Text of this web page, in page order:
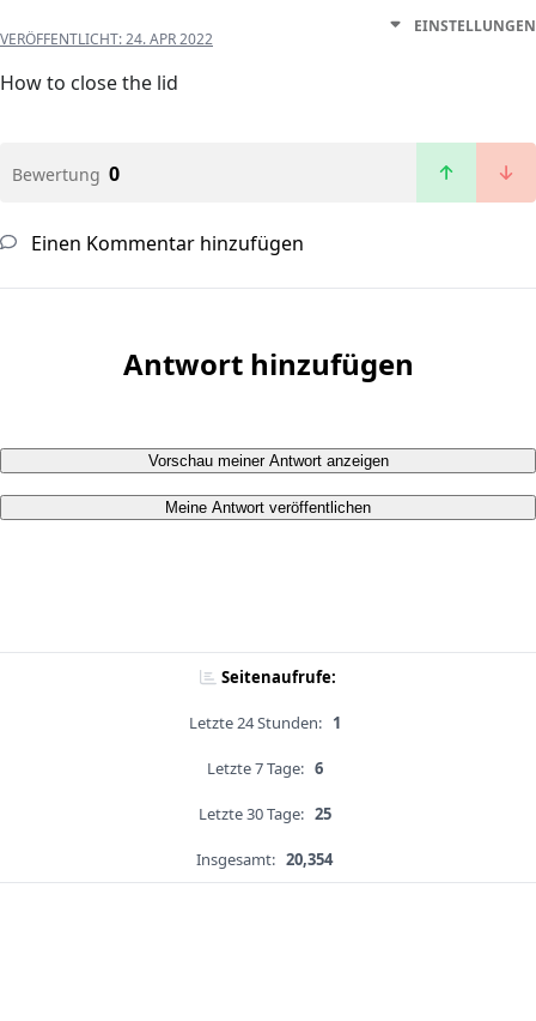
VERÖFFENTLICHT:24. APR 2022
EINSTELLUNGEN
How to close the lid
Bewertung 0
Einen Kommentar hinzufügen
Antwort hinzufügen
Vorschau meiner Antwort anzeigen
Meine Antwort veröffentlichen
Seitenaufrufe:
Letzte 24 Stunden: 1
Letzte 7 Tage: 6
Letzte 30 Tage: 25
Insgesamt: 20,354